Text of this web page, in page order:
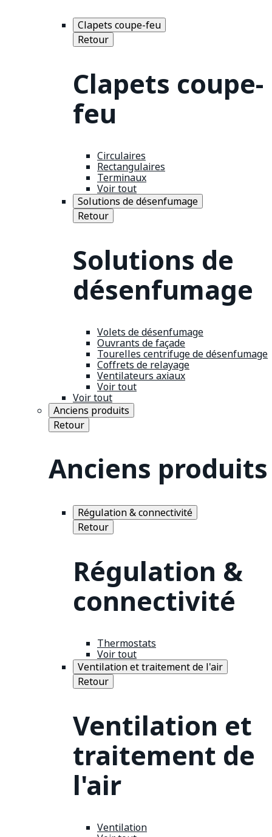
Clapets coupe-feu
Retour
Clapets coupe-
feu
Circulaires
Rectangulaires
Terminaux
Voir tout
Solutions de désenfumage
Retour
Solutions de
désenfumage
Volets de désenfumage
Ouvrants de façade
Tourelles centrifuge de désenfumage
Coffrets de relayage
Ventilateurs axiaux
Voir tout
Voir tout
Anciens produits
Retour
Anciens produits
Régulation & connectivité
Retour
Régulation &
connectivité
Thermostats
Voir tout
Ventilation et traitement de l'air
Retour
Ventilation et
traitement de
l'air
Ventilation